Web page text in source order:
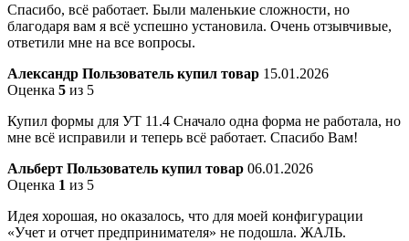
Спасибо, всё работает. Были маленькие сложности, но
благодаря вам я всё успешно установила. Очень отзывчивые,
ответили мне на все вопросы.
Александр Пользователь купил товар 15.01.2026
Оценка 5 из 5
Купил формы для УТ 11.4 Сначало одна форма не работала, но
мне всё исправили и теперь всё работает. Спасибо Вам!
Альберт Пользователь купил товар 06.01.2026
Оценка 1 из 5
Идея хорошая, но оказалось, что для моей конфигурации
«Учет и отчет предпринимателя» не подошла. ЖАЛЬ.